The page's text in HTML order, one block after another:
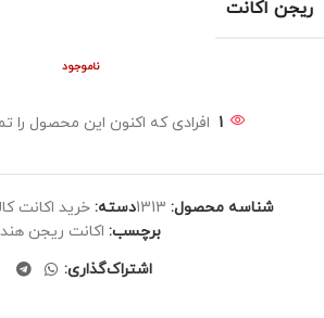
ریجن اکانت
ناموجود
1 افرادی که اکنون این محصول را
شناسه محصول: 1313دسته: خرید اکانت
برچسب: اکانت ریجن هند
اشتراک‌گذاری: